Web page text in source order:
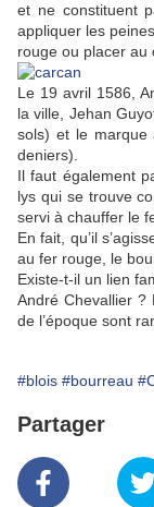
et ne constituent
appliquer les
rouge ou placer au
Le 19 avril 1586,
la ville, Jehan
sols) et le
deniers).
Il faut également
lys qui se trouve
servi à chauffer le
En fait, qu’il
au fer rouge, le
Existe-t-il un lien
André Chevallier ?
de l’époque sont
#blois #bourreau
Partager